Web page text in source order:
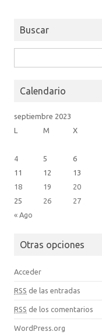
Buscar
Calendario
septiembre 2023
L
M X
« Ago
4
5 6
11
12 13
18
19 20
25
26 27
Otras opciones
Acceder
RSS de las entradas
RSS de los comentarios
WordPress.org